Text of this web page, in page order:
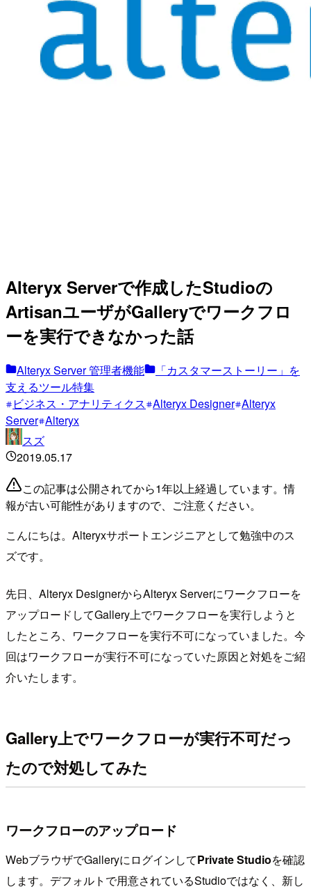
Alteryx Serverで作成したStudioの
ArtisanユーザがGalleryでワークフロ
ーを実行できなかった話
Alteryx Server 管理者機能
「カスタマーストーリー」を
支えるツール特集
ビジネス・アナリティクス Alteryx Designer Alteryx
Server Alteryx
スズ
2019.05.17
この記事は公開されてから1年以上経過しています。情
報が古い可能性がありますので、ご注意ください。
こんにちは。Alteryxサポートエンジニアとして勉強中のス
ズです。
先日、Alteryx DesignerからAlteryx Serverにワークフローを
アップロードしてGallery上でワークフローを実行しようと
したところ、ワークフローを実行不可になっていました。今
回はワークフローが実行不可になっていた原因と対処をご紹
介いたします。
Gallery上でワークフローが実行不可だっ
たので対処してみた
ワークフローのアップロード
WebブラウザでGalleryにログインしてPrivate Studioを確認
します。デフォルトで用意されているStudioではなく、新し